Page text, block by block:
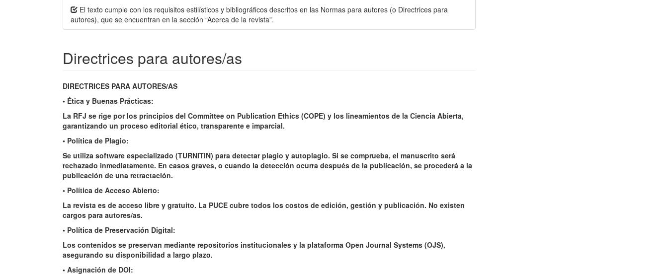
El texto cumple con los requisitos estilísticos y bibliográficos descritos en las Normas para autores (o Directrices para
autores), que se encuentran en la sección “Acerca de la revista”.
Directrices para autores/as
DIRECTRICES PARA AUTORES/AS
• Ética y Buenas Prácticas:
La RFJ se rige por los principios del Committee on Publication Ethics (COPE) y los lineamientos de la Ciencia Abierta,
garantizando un proceso editorial ético, transparente e imparcial.
• Política de Plagio:
Se utiliza software especializado (TURNITIN) para detectar plagio y autoplagio. Si se comprueba, el manuscrito será
rechazado inmediatamente. En casos graves, o cuando la detección ocurra después de la publicación, se procederá a la
publicación de una retractación.
• Política de Acceso Abierto:
La revista es de acceso libre y gratuito. La PUCE cubre todos los costos de edición, gestión y publicación. No existen
cargos para autores/as.
• Política de Preservación Digital:
Los contenidos se preservan mediante repositorios institucionales y la plataforma Open Journal Systems (OJS),
asegurando su disponibilidad a largo plazo.
• Asignación de DOI: